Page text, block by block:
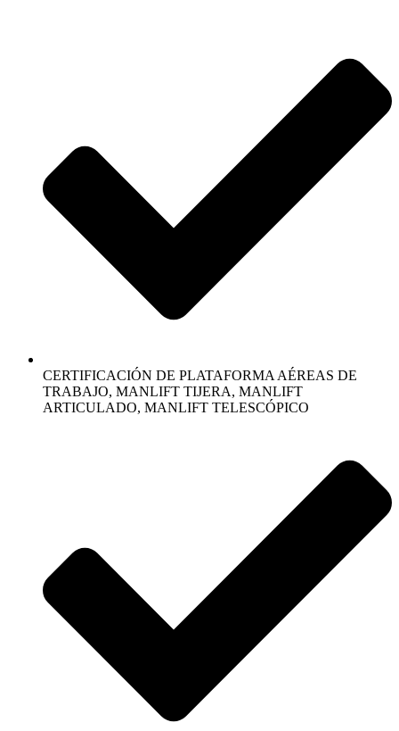
CERTIFICACIÓN DE PLATAFORMA AÉREAS DE
TRABAJO, MANLIFT TIJERA, MANLIFT
ARTICULADO, MANLIFT TELESCÓPICO